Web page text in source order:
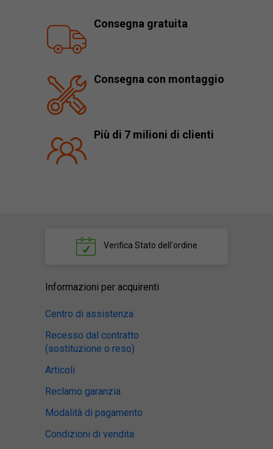
Consegna gratuita
Consegna con montaggio
Più di 7 milioni di clienti
Verifica Stato dell'ordine
Informazioni per acquirenti
Centro di assistenza
Recesso dal contratto
(sostituzione o reso)
Articoli
Reclamo garanzia
Modalità di pagamento
Condizioni di vendita